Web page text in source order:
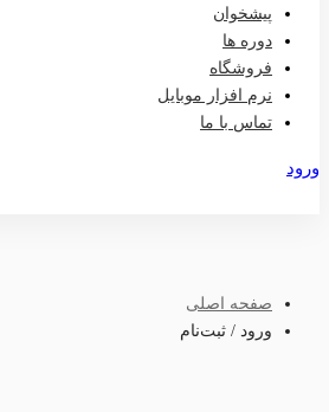
پیشخوان
دوره ها
فروشگاه
نرم افزار موبایل
تماس با ما
ورود
صفحه اصلی
ورود / ثبت‌نام